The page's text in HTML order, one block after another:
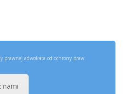
prawnej adwokata od ochrony praw
nami